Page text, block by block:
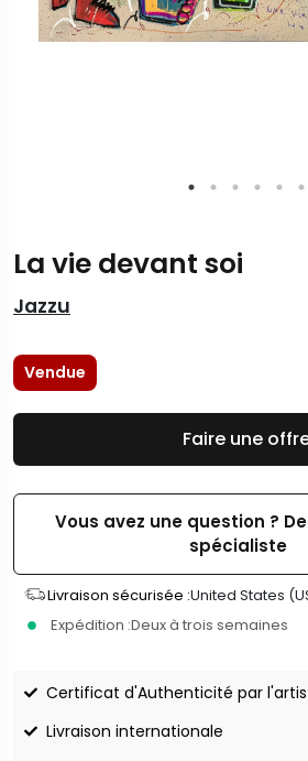
La vie devant soi
Jazzu
Vendue
Faire une
Vous avez une question ?
spécialiste
Livraison sécurisée :United States
Expédition :Deux à trois semaines
Certificat d'Authenticité par
Livraison internationale